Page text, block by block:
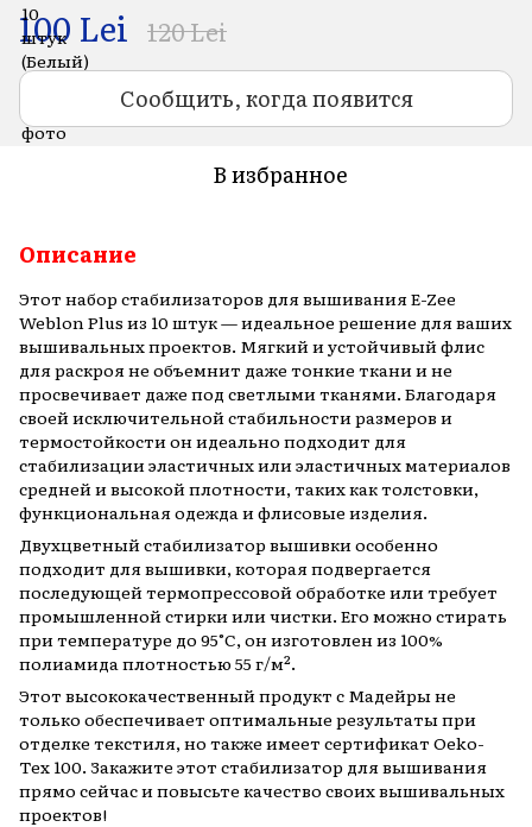
100 Lei 120 Lei
Сообщить, когда появится
В избранное
Описание
Этот набор стабилизаторов для вышивания E-Zee
Weblon Plus из 10 штук — идеальное решение для ваших
вышивальных проектов. Мягкий и устойчивый флис
для раскроя не объемнит даже тонкие ткани и не
просвечивает даже под светлыми тканями. Благодаря
своей исключительной стабильности размеров и
термостойкости он идеально подходит для
стабилизации эластичных или эластичных материалов
средней и высокой плотности, таких как толстовки,
функциональная одежда и флисовые изделия.
Двухцветный стабилизатор вышивки особенно
подходит для вышивки, которая подвергается
последующей термопрессовой обработке или требует
промышленной стирки или чистки. Его можно стирать
при температуре до 95°C, он изготовлен из 100%
полиамида плотностью 55 г/м².
Этот высококачественный продукт с Мадейры не
только обеспечивает оптимальные результаты при
отделке текстиля, но также имеет сертификат Oeko-
Tex 100. Закажите этот стабилизатор для вышивания
прямо сейчас и повысьте качество своих вышивальных
проектов!